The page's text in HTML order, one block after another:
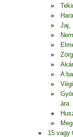
Jaj,
A
ára
15 vagy